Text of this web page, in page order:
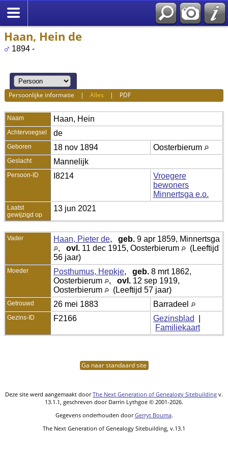
Haan, Hein de
1894 -
Persoonlijke informatie |Alles | PDF
Naam Haan, Hein
Achtervoegsel de
Geboren 18 nov 1894 Oosterbierum
Geslacht Mannelijk
Persoon-ID I8214
Vroegere
bewoners
Minnertsga e.o.
Laatst
gewijzigd op
13 jun 2021
Vader Haan, Pieter de, geb. 9 apr 1859, Minnertsga
, ovl. 11 dec 1915, Oosterbierum
(Leeftijd
56 jaar)
Moeder Posthumus, Hepkje, geb. 8 mrt 1862,
Oosterbierum
, ovl. 12 sep 1919,
Oosterbierum
(Leeftijd 57 jaar)
Getrouwd 26 mei 1883 Barradeel
Gezins-ID F2166 Gezinsblad
Familiekaart
Ga naar standaard site
Deze site werd aangemaakt doorThe Next Generation of Genealogy Sitebuilding v.
13.1.1, geschreven door Darrin Lythgoe © 2001-2026.
Gegevens onderhouden doorGerryt Bouma.
The Next Generation of Genealogy Sitebuilding, v.13.1